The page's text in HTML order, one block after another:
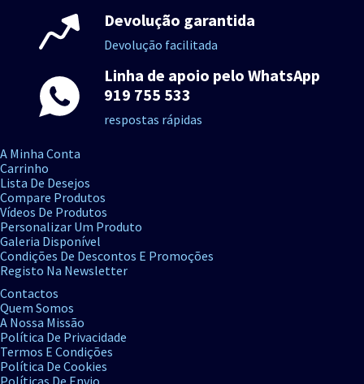
Devolução garantida
Devolução facilitada
Linha de apoio pelo WhatsApp
919 755 533
respostas rápidas
A Minha Conta
Carrinho
Lista De Desejos
Compare Produtos
Vídeos De Produtos
Personalizar Um Produto
Galeria Disponível
Condições De Descontos E Promoções
Registo Na Newsletter
Contactos
Quem Somos
A Nossa Missão
Política De Privacidade
Termos E Condições
Política De Cookies
Políticas De Envio